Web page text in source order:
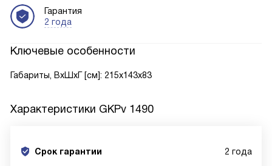
Гарантия
2 года
Ключевые особенности
Габариты, ВxШxГ [см]: 215x143x83
Характеристики GKPv 1490
Срок гарантии 2 года